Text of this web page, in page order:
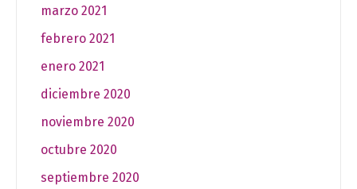
marzo 2021
febrero 2021
enero 2021
diciembre 2020
noviembre 2020
octubre 2020
septiembre 2020